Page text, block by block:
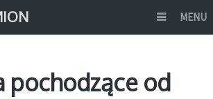
MENU
pochodzące od